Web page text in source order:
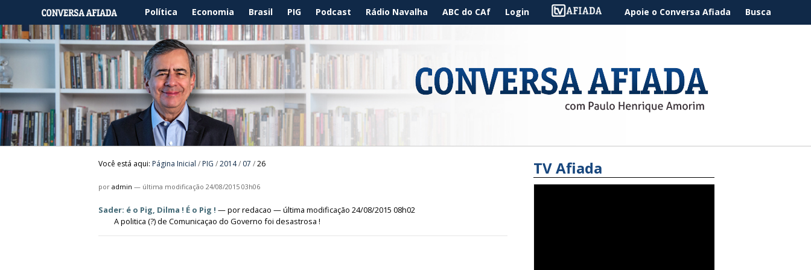
Política Economia Brasil PIG Podcast Rádio Navalha ABC do CAf Login Apoie o Conversa Afiada Busca
Você está aqui: Página Inicial / PIG /2014/ 07 /26
poradmin — última modificação 24/08/2015 03h06
Sader: é o Pig, Dilma ! É o Pig ! —porredacao — última modificação 24/08/2015 08h02
A politica (?) de Comunicaçao do Governo foi desastrosa !
TV Afiada